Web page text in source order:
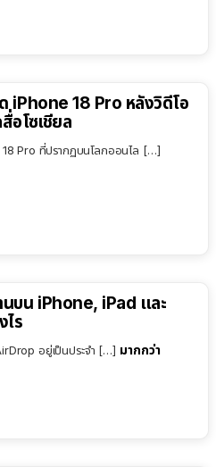
iPhone 18 Pro หลังวิดีโอ
อโซเชียล
Pro ที่ปรากฏบนโลกออนไล […]
นบน iPhone, iPad และ
ไร
อยู่เป็นประจำ […] มากกว่า